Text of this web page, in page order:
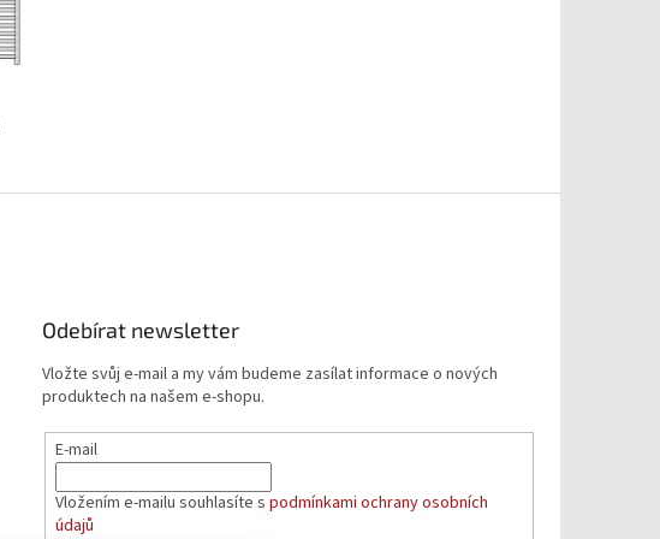
Odebírat newsletter
Vložte svůj e-mail a my vám budeme zasílat informace o nových
produktech na našem e-shopu.
E-mail
Vložením e-mailu souhlasíte spodmínkami ochrany osobních
údajů